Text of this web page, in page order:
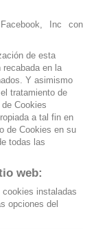
Inc con
de esta
recabada en la
Y asimismo
tratamiento de
Cookies
a tal fin en
de Cookies en su
todas las
web:
cookies instaladas
opciones del